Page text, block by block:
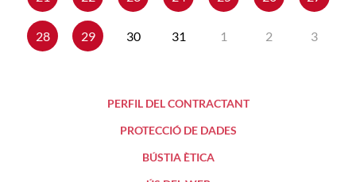
28 29 30 31 1 2 3
PERFIL DEL CONTRACTANT
PROTECCIÓ DE DADES
BÚSTIA ÈTICA